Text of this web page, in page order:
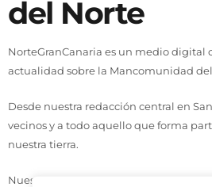
del Norte
NorteGranCanaria es un medio
actualidad sobre la Mancomunidad
Desde nuestra redacción central en
vecinos y a todo aquello que forma
nuestra tierra.
Nuestro compromiso se basa en tres